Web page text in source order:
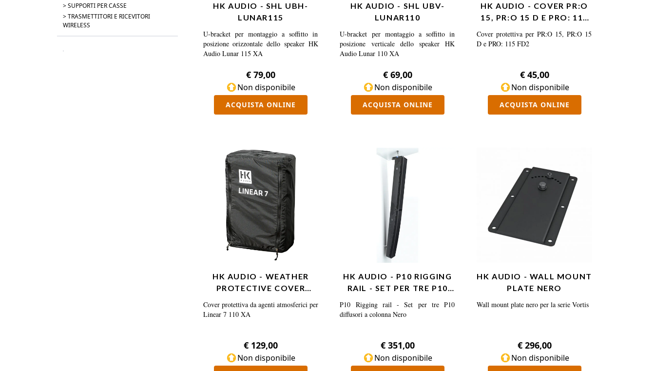
> SUPPORTI PER CASSE
> TRASMETTITORI E RICEVITORI
WIRELESS
HK AUDIO - SHL UBH-
LUNAR115
U-bracket per montaggio a soffitto in
posizione orizzontale dello speaker HK
Audio Lunar 115 XA
€ 79,00
Non disponibile
ACQUISTA ONLINE
HK AUDIO - SHL UBV-
LUNAR110
U-bracket per montaggio a soffitto in
posizione verticale dello speaker HK
Audio Lunar 110 XA
€ 69,00
Non disponibile
ACQUISTA ONLINE
HK AUDIO - COVER PR:O
15, PR:O 15 D E PRO: 115
Cover protettiva per PR:O 15, PR:O 15
D e PRO: 115 FD2
€ 45,00
Non disponibile
ACQUISTA ONLINE
HK AUDIO - WEATHER
PROTECTIVE COVER
LINEAR 7 110 XA
Cover protettiva da agenti atmosferici per
Linear 7 110 XA
€ 129,00
Non disponibile
HK AUDIO - P10 RIGGING
RAIL - SET PER TRE P10
P10 Rigging rail - Set per tre P10
diffusori a colonna Nero
€ 351,00
Non disponibile
HK AUDIO - WALL MOUNT
PLATE NERO
Wall mount plate nero per la serie Vortis
€ 296,00
Non disponibile